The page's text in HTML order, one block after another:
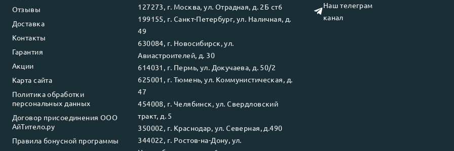
Отзывы
Доставка
Контакты
Гарантия
Акции
Карта сайта
Политика обработки
персональных данных
Договор присоединения ООО
АйТитело.ру
Правила бонусной программы
127273, г. Москва, ул. Отрадная, д. 2Б ст6
199155, г. Санкт-Петербург, ул. Наличная, д.
49
630084, г. Новосибирск, ул.
Авиастроителей, д. 30
614031 , г. Пермь, ул. Докучаева, д. 50/2
625001 , г. Тюмень, ул. Коммунистическая, д.
47
454008, г. Челябинск, ул.Свердловский
тракт, д. 5
350002, г. Краснодар, ул.Северная, д.490
344022, г. Ростов-на-Дону, ул.
Наш телеграм
канал